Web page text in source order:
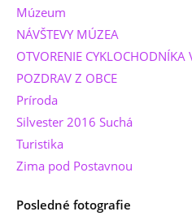
Múzeum
NÁVŠTEVY MÚZEA
OTVORENIE
POZDRAV Z OBCE
Príroda
Silvester 2016 Suchá
Turistika
Zima pod Postavnou
Posledné fotografie